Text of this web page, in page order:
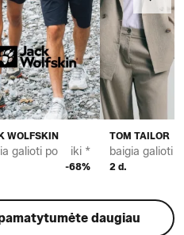
WOLFSKIN
galioti po iki *
-68%
TOM TAILOR
baigia galioti
2 d.
daugiau